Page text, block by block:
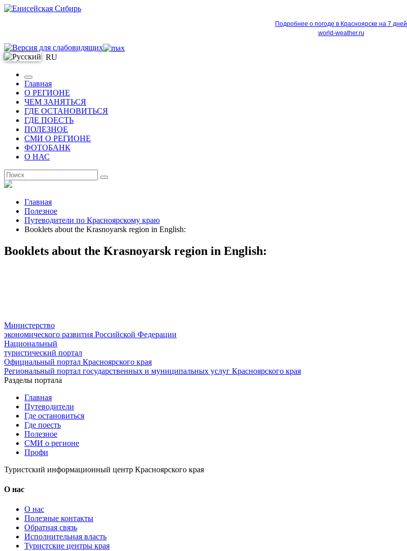
Подробнее о погоде в Красноярске на 7 дней
world-weather.ru
RU
Главная
О РЕГИОНЕ
ЧЕМ ЗАНЯТЬСЯ
ГДЕ ОСТАНОВИТЬСЯ
ГДЕ ПОЕСТЬ
ПОЛЕЗНОЕ
СМИ О РЕГИОНЕ
ФОТОБАНК
О НАС
Главная
Полезное
Путеводители по Красноярскому краю
Booklets about the Krasnoyarsk region in English:
Booklets about the Krasnoyarsk region in English:
Министерство
экономического развития Российской Федерации
Национальный
туристический портал
Официальный портал Красноярского края
Региональный портал государственных и муниципальных услуг Красноярского края
Разделы портала
Главная
Путеводители
Где остановиться
Где поесть
Полезное
СМИ о регионе
Профи
Туристский информационный центр Красноярского края
О нас
О нас
Полезные контакты
Обратная связь
Исполнительная власть
Туристские центры края